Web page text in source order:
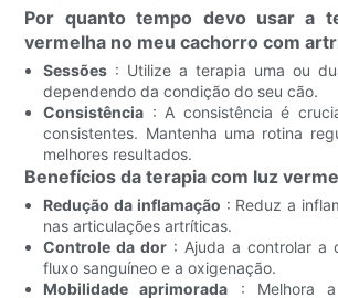
Por quanto tempo devo usar a
vermelha no meu cachorro com
Sessões : Utilize a terapia uma ou
dependendo da condição do seu cão.
Consistência : A consistência é
consistentes. Mantenha uma rotina
melhores resultados.
Benefícios da terapia com luz
Redução da inflamação : Reduz a
nas articulações artríticas.
Controle da dor : Ajuda a controlar a
fluxo sanguíneo e a oxigenação.
Mobilidade aprimorada : Melhora